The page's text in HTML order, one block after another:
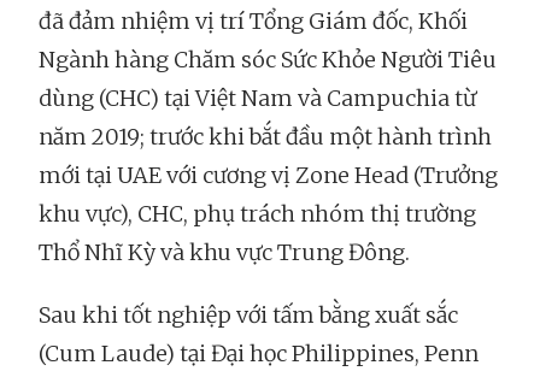
đã đảm nhiệm vị trí Tổng Giám đốc, Khối
Ngành hàng Chăm sóc Sức Khỏe Người Tiêu
dùng (CHC) tại Việt Nam và Campuchia từ
năm 2019; trước khi bắt đầu một hành trình
mới tại UAE với cương vị Zone Head (Trưởng
khu vực), CHC, phụ trách nhóm thị trường
Thổ Nhĩ Kỳ và khu vực Trung Đông.
Sau khi tốt nghiệp với tấm bằng xuất sắc
(Cum Laude) tại Đại học Philippines, Penn